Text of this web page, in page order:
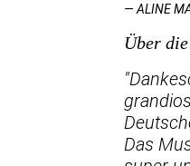
— ALINE
Über
Das